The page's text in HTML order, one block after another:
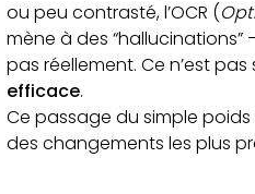
ou peu contrasté, l’OCR (
mène à des “hallucinations”
pas réellement. Ce n’est
efficace.
Ce passage du simple poids
des changements les plus